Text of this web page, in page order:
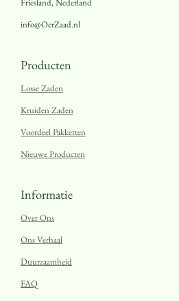
Friesland, Nederland
info@OerZaad.nl
Producten
Losse Zaden
Kruiden Zaden
Voordeel Pakketten
Nieuwe Producten
Informatie
Over Ons
Ons Verhaal
Duurzaamheid
FAQ